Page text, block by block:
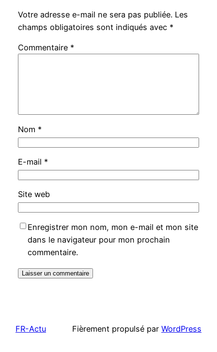
Votre adresse e-mail ne sera pas publiée. Les
champs obligatoires sont indiqués avec *
Commentaire *
Nom *
E-mail *
Site web
Enregistrer mon nom, mon e-mail et mon site
dans le navigateur pour mon prochain
commentaire.
FR-Actu Fièrement propulsé par WordPress